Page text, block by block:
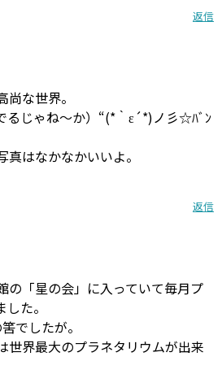
返信
な世界。
るじゃね～か）“(*｀ε´*)ノ彡☆ﾊﾞﾝ
はなかなかいいよ。
返信
の「星の会」に入っていて毎月プ
た。
でしたが。
世界最大のプラネタリウムが出来